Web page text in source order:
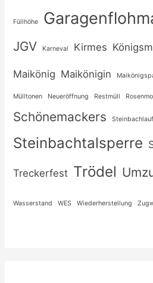
Füllhöhe
JGV Karneval Kirmes
Maikönig Maikönigin
Mülltonen Neueröffnung Restmüll
Schönemackers Steinbachlauf
Steinbachtalsperre
Treckerfest Trödel
Wasserstand WES Wiederherstellung